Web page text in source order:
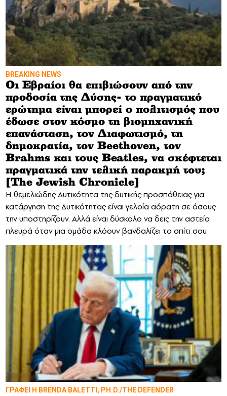
BREAKING NEWS
Οι Εβραίοι θα επιβιώσουν από την
προδοσία της Δύσης- το πραγματικό
ερώτημα είναι μπορεί ο πολιτισμός που
έδωσε στον κόσμο τη βιομηχανική
επανάσταση, τον Διαφωτισμό, τη
δημοκρατία, τον Beethoven, τον
Brahms και τους Beatles, να σκέφτεται
πραγματικά την τελική παρακμή του;
[The Jewish Chronicle]
Η θεμελιώδης Δυτικότητα της δυτικής προσπάθειας για
κατάργηση της Δυτικότητας είναι γελοία αόρατη σε όσους
την υποστηρίζουν. Αλλά είναι δύσκολο να δεις την αστεία
πλευρά όταν μια ομάδα κλόουν βανδαλίζει το σπίτι σου
ΓΡΑΦΕΙ Η BRENDA BALETTI, PH.D./THE DEFENDER